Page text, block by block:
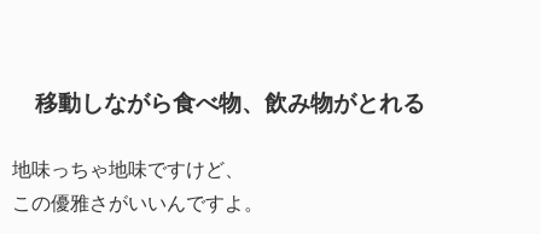
移動しながら食べ物、飲み物がとれる
地味っちゃ地味ですけど、
この優雅さがいいんですよ。